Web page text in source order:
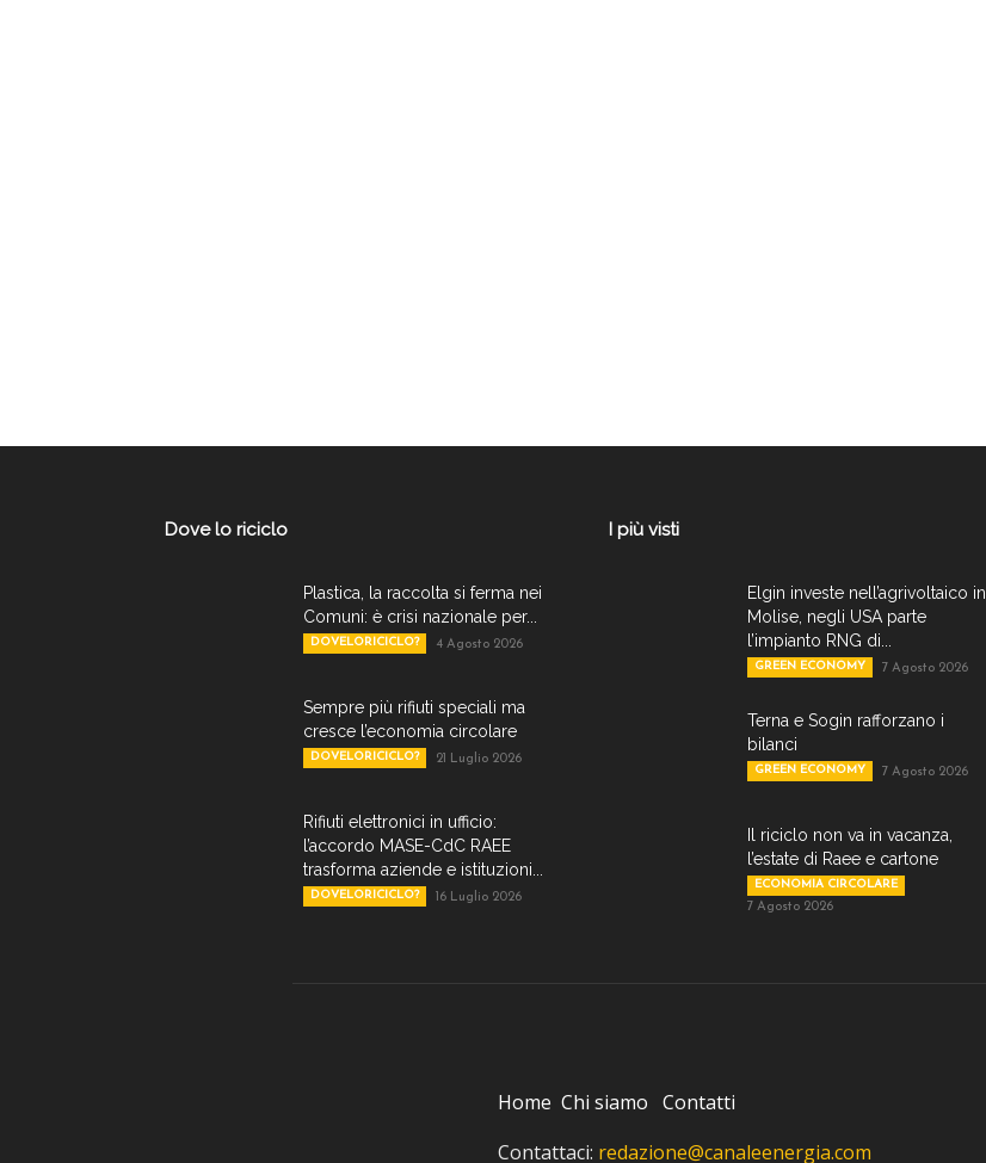
Dove lo riciclo
Plastica, la raccolta si ferma nei
Comuni: è crisi nazionale per...
DOVELORICICLO? 4 Agosto 2026
Sempre più rifiuti speciali ma
cresce l’economia circolare
DOVELORICICLO? 21 Luglio 2026
Rifiuti elettronici in ufficio:
l’accordo MASE-CdC RAEE
trasforma aziende e istituzioni...
DOVELORICICLO? 16 Luglio 2026
I più visti
Elgin investe nell’agrivoltaico in
Molise, negli USA parte
l’impianto RNG di...
GREEN ECONOMY 7 Agosto 2026
Terna e Sogin rafforzano i
bilanci
GREEN ECONOMY 7 Agosto 2026
Il riciclo non va in vacanza,
l’estate di Raee e cartone
ECONOMIA CIRCOLARE
7 Agosto 2026
Home Chi siamo Contatti
Contattaci: redazione@canaleenergia.com